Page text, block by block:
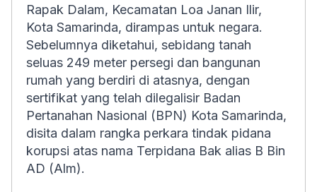
Rapak Dalam, Kecamatan Loa Janan Ilir,
Kota Samarinda, dirampas untuk negara.
Sebelumnya diketahui, sebidang tanah
seluas 249 meter persegi dan bangunan
rumah yang berdiri di atasnya, dengan
sertifikat yang telah dilegalisir Badan
Pertanahan Nasional (BPN) Kota Samarinda,
disita dalam rangka perkara tindak pidana
korupsi atas nama Terpidana Bak alias B Bin
AD (Alm).